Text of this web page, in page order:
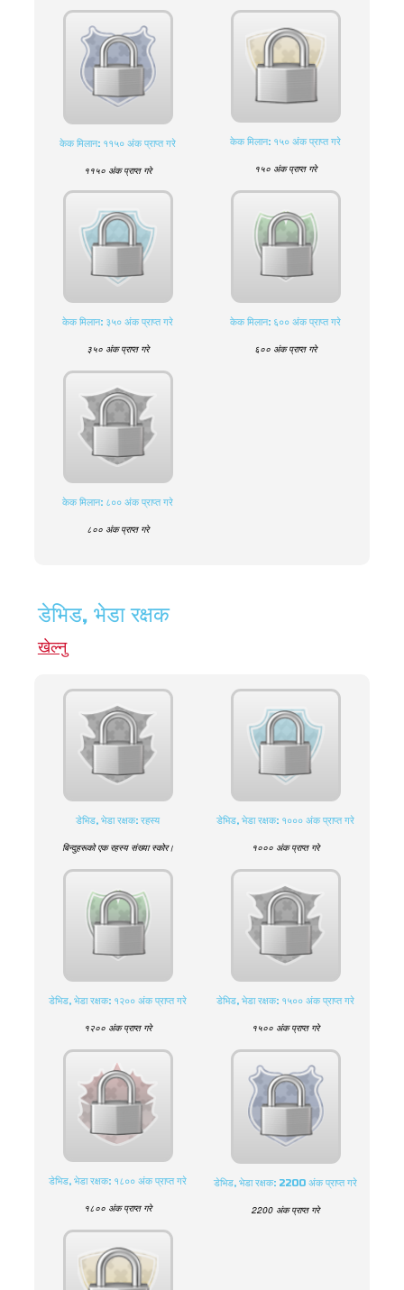
केक मिलान: ११५० अंक प्राप्त गरे
११५० अंक प्राप्त गरे
केक मिलान: १५० अंक प्राप्त गरे
१५० अंक प्राप्त गरे
केक मिलान: ३५० अंक प्राप्त गरे
३५० अंक प्राप्त गरे
केक मिलान: ६०० अंक प्राप्त गरे
६०० अंक प्राप्त गरे
केक मिलान: ८०० अंक प्राप्त गरे
८०० अंक प्राप्त गरे
डेभिड, भेडा रक्षक
खेल्नु
डेभिड, भेडा रक्षक: रहस्य
बिन्दुहरूको एक रहस्य संख्या स्कोर।
डेभिड, भेडा रक्षक: १००० अंक प्राप्त गरे
१००० अंक प्राप्त गरे
डेभिड, भेडा रक्षक: १२०० अंक प्राप्त गरे
१२०० अंक प्राप्त गरे
डेभिड, भेडा रक्षक: १५०० अंक प्राप्त गरे
१५०० अंक प्राप्त गरे
डेभिड, भेडा रक्षक: १८०० अंक प्राप्त गरे
१८०० अंक प्राप्त गरे
डेभिड, भेडा रक्षक: 2200 अंक प्राप्त गरे
2200 अंक प्राप्त गरे